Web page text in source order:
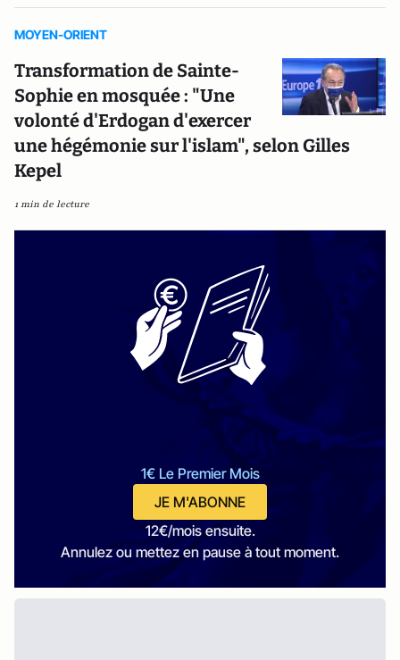
MOYEN-ORIENT
Transformation de Sainte-
Sophie en mosquée : "Une
volonté d'Erdogan d'exercer
une hégémonie sur l'islam", selon Gilles
Kepel
1 min de lecture
1€ Le Premier Mois
JE M'ABONNE
12€/mois ensuite.
Annulez ou mettez en pause à tout moment.